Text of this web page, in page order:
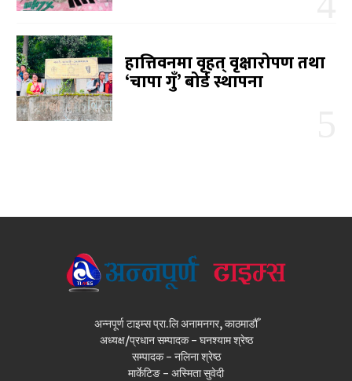
हात्तिवनमा वृहत् वृक्षारोपण तथा
‘चापा गुँ’ बोर्ड स्थापना
अन्नपूर्ण टाइम्स प्रा.लि अनामनगर, काठमाडौँ
अध्यक्ष/प्रधान सम्पादक - घनश्याम श्रेष्ठ
सम्पादक - नलिना श्रेष्ठ
मार्केटिङ - अस्मिता सुवेदी